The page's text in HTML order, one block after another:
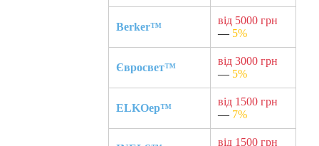
Berker™
від 5000 грн
— 5%
Євросвет™
від 3000 грн
— 5%
ELKOep™
від 1500 грн
— 7%
від 1500 грн